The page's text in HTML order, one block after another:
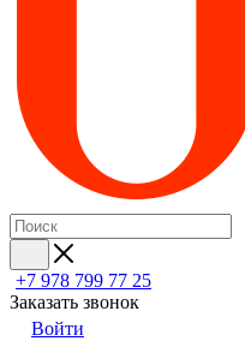
+7 978 799 77 25
Заказать звонок
Войти